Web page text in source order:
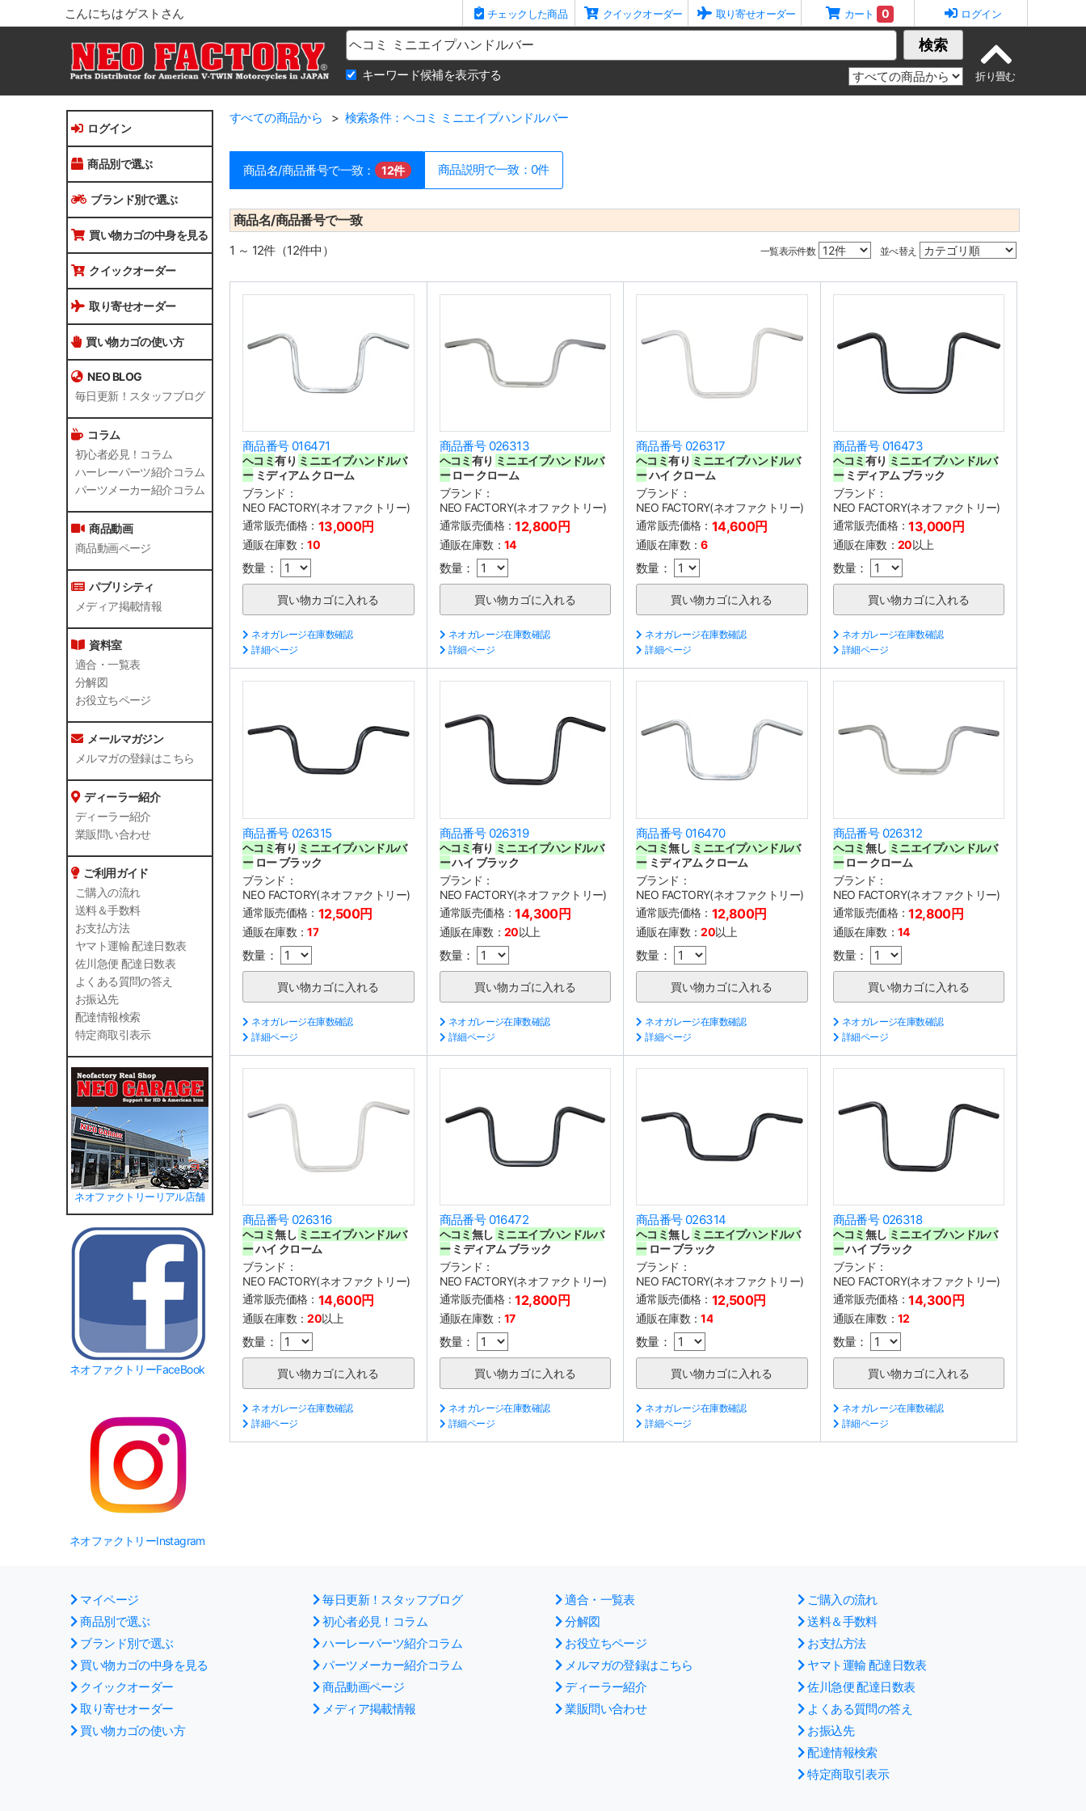
こんにちは ゲストさん チェックした商品 クイックオーダー 取り寄せオーダー カート 0 ログイン
Name 検索
キーワード候補を表示する
ログイン
商品別で選ぶ
ブランド別で選ぶ
買い物カゴの中身を見る
クイックオーダー
取り寄せオーダー
買い物カゴの使い方
NEO BLOG
毎日更新！スタッフブログ
コラム
初心者必見！コラム
ハーレーパーツ紹介コラム
パーツメーカー紹介コラム
商品動画
商品動画ページ
パブリシティ
メディア掲載情報
資料室
適合・一覧表
分解図
お役立ちページ
メールマガジン
メルマガの登録はこちら
ディーラー紹介
ディーラー紹介
業販問い合わせ
ご利用ガイド
ご購入の流れ
送料＆手数料
お支払方法
ヤマト運輸 配達日数表
佐川急便 配達日数表
よくある質問の答え
お振込先
配達情報検索
特定商取引表示
ネオファクトリーリアル店舗
ネオファクトリーFaceBook
ネオファクトリーInstagram
すべての商品から 検索条件：ヘコミ ミニエイプハンドルバー
商品名/商品番号で一致： 12件 商品説明で一致：0件
商品名/商品番号で一致
一覧表示件数 並べ替え
1 ～ 12件（12件中）
商品番号 016471
ヘコミ有り ミニエイプハンドルバ
ーミディアム クローム
ブランド：
NEO FACTORY(ネオファクトリー)
通常販売価格： 13,000円
通販在庫数：10
数量：
ネオガレージ在庫数確認
詳細ページ
商品番号 026313
ヘコミ 有り ミニエイプハンドルバ
ーロー クローム
ブランド：
NEO FACTORY(ネオファクトリー)
通常販売価格：12,800円
通販在庫数： 14
数量：
ネオガレージ在庫数確認
詳細ページ
商品番号 026317
ヘコミ有り ミニエイプハンドルバ
ーハイ クローム
ブランド：
NEO FACTORY(ネオファクトリー)
通常販売価格： 14,600円
通販在庫数：6
数量：
ネオガレージ在庫数確認
詳細ページ
商品番号 016473
ヘコミ 有り ミニエイプハンドルバ
ーミディアム ブラック
ブランド：
NEO FACTORY(ネオファクトリー)
通常販売価格：13,000円
通販在庫数： 20以上
数量：
ネオガレージ在庫数確認
詳細ページ
商品番号 026315
ヘコミ有り ミニエイプハンドルバ
ーロー ブラック
ブランド：
NEO FACTORY(ネオファクトリー)
通常販売価格： 12,500円
通販在庫数：17
数量：
ネオガレージ在庫数確認
詳細ページ
商品番号 026319
ヘコミ 有り ミニエイプハンドルバ
ーハイ ブラック
ブランド：
NEO FACTORY(ネオファクトリー)
通常販売価格：14,300円
通販在庫数： 20以上
数量：
ネオガレージ在庫数確認
詳細ページ
商品番号 016470
ヘコミ無し ミニエイプハンドルバ
ーミディアム クローム
ブランド：
NEO FACTORY(ネオファクトリー)
通常販売価格： 12,800円
通販在庫数：20以上
数量：
ネオガレージ在庫数確認
詳細ページ
商品番号 026312
ヘコミ 無し ミニエイプハンドルバ
ーロー クローム
ブランド：
NEO FACTORY(ネオファクトリー)
通常販売価格：12,800円
通販在庫数： 14
数量：
ネオガレージ在庫数確認
詳細ページ
商品番号 026316
ヘコミ無し ミニエイプハンドルバ
ーハイ クローム
ブランド：
NEO FACTORY(ネオファクトリー)
通常販売価格： 14,600円
通販在庫数：20以上
数量：
ネオガレージ在庫数確認
詳細ページ
商品番号 016472
ヘコミ 無し ミニエイプハンドルバ
ーミディアム ブラック
ブランド：
NEO FACTORY(ネオファクトリー)
通常販売価格：12,800円
通販在庫数： 17
数量：
ネオガレージ在庫数確認
詳細ページ
商品番号 026314
ヘコミ無し ミニエイプハンドルバ
ーロー ブラック
ブランド：
NEO FACTORY(ネオファクトリー)
通常販売価格： 12,500円
通販在庫数：14
数量：
ネオガレージ在庫数確認
詳細ページ
商品番号 026318
ヘコミ 無し ミニエイプハンドルバ
ーハイ ブラック
ブランド：
NEO FACTORY(ネオファクトリー)
通常販売価格：14,300円
通販在庫数： 12
数量：
ネオガレージ在庫数確認
詳細ページ
マイページ
商品別で選ぶ
ブランド別で選ぶ
買い物カゴの中身を見る
クイックオーダー
取り寄せオーダー
買い物カゴの使い方
毎日更新！スタッフブログ
初心者必見！コラム
ハーレーパーツ紹介コラム
パーツメーカー紹介コラム
商品動画ページ
メディア掲載情報
適合・一覧表
分解図
お役立ちページ
メルマガの登録はこちら
ディーラー紹介
業販問い合わせ
ご購入の流れ
送料＆手数料
お支払方法
ヤマト運輸 配達日数表
佐川急便 配達日数表
よくある質問の答え
お振込先
配達情報検索
特定商取引表示